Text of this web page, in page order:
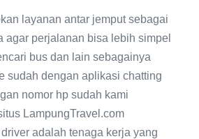
layanan antar jemput sebagai
agar perjalanan bisa lebih simpel
bus dan lain sebagainya
sudah dengan aplikasi chatting
nomor hp sudah kami
LampungTravel.com
adalah tenaga kerja yang